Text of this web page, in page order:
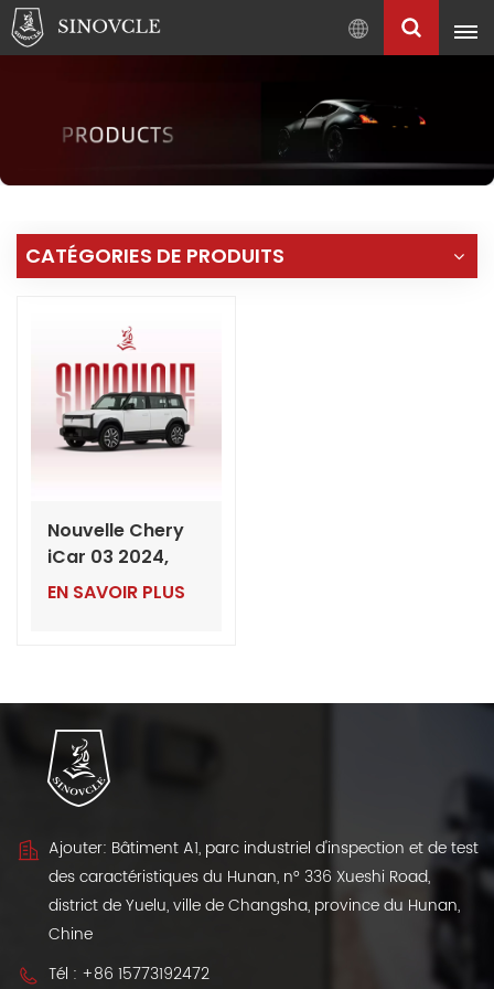
Français
English
Pусский العربية
中
CATÉGORIES DE PRODUITS
Nouvelle Chery
iCar 03 2024,
SUV électrique,
EN SAVOIR PLUS
Ajouter: Bâtiment A1, parc industriel d'inspection et de test
des caractéristiques du Hunan, n° 336 Xueshi Road,
district de Yuelu, ville de Changsha, province du Hunan,
Chine
Tél : +86 15773192472